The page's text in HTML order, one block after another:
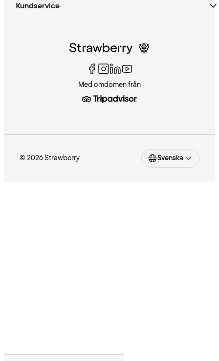
Kundservice
Med omdömen från
© 2026 Strawberry Svenska